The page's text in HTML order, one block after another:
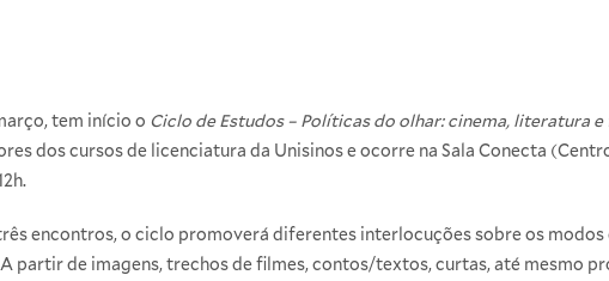
tem início o Ciclo de Estudos – Políticas do olhar: cinema, literatura
dos cursos de licenciatura da Unisinos e ocorre na Sala Conecta
encontros, o ciclo promoverá diferentes interlocuções sobre os modos
partir de imagens, trechos de filmes, contos/textos, curtas, até mesmo